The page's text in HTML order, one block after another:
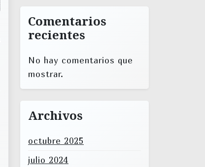
Comentarios
recientes
No hay comentarios que
mostrar.
Archivos
octubre 2025
julio 2024